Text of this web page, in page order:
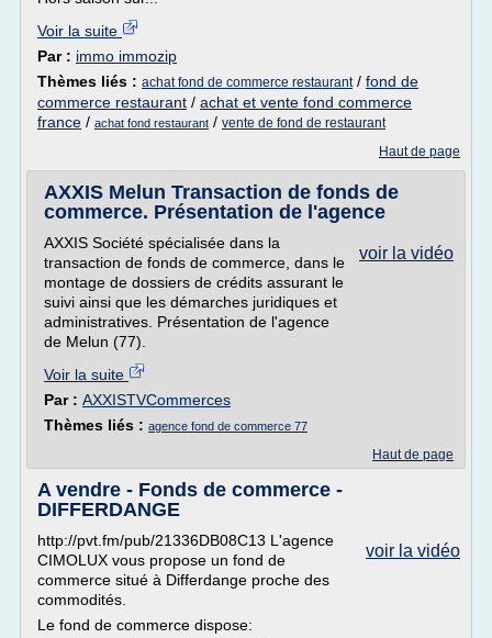
Voir la suite
Par : immo immozip
Thèmes liés : achat fond de commerce restaurant/ fond de
commerce restaurant / achat et vente fond commerce
france / achat fond restaurant / vente de fond de restaurant
Haut de page
AXXIS Melun Transaction de fonds de
commerce. Présentation de l'agence
voir la vidéo
AXXIS Société spécialisée dans la
transaction de fonds de commerce, dans le
montage de dossiers de crédits assurant le
suivi ainsi que les démarches juridiques et
administratives. Présentation de l'agence
de Melun (77).
Voir la suite
Par : AXXISTVCommerces
Thèmes liés : agence fond de commerce 77
Haut de page
A vendre - Fonds de commerce -
DIFFERDANGE
voir la vidéo
http://pvt.fm/pub/21336DB08C13 L'agence
CIMOLUX vous propose un fond de
commerce situé à Differdange proche des
commodités.
Le fond de commerce dispose: